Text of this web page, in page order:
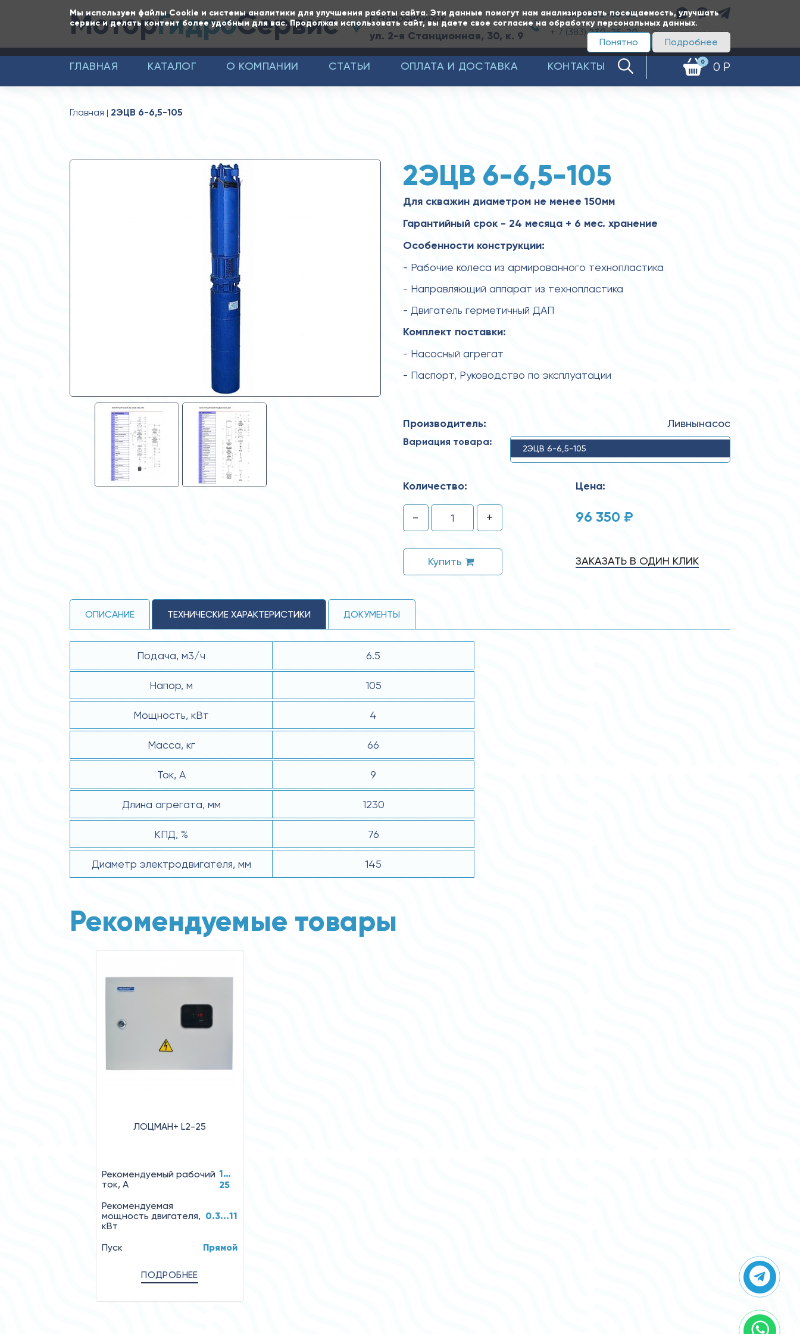
Мы используем файлы Cookie и системы аналитики для улучшения работы сайта. Эти данные помогут нам анализировать посещаемость, улучшать
сервис и делать контент более удобным для вас. Продолжая использовать сайт, вы даете свое согласие на обработку персональных данных.
Подробнее
Понятно
МоторГидроСервис г. Новосибирск,
ул. 2-я Станционная, 30, к. 9
+ 7 (383)350-65-20
+ 7 (383)230-25-20 Заказать звонок
0 0 Р
ГЛАВНАЯ КАТАЛОГ О КОМПАНИИ СТАТЬИ ОПЛАТА И ДОСТАВКА КОНТАКТЫ
Главная 2ЭЦВ 6-6,5-105
2ЭЦВ 6-6,5-105
Для скважин диаметром не менее 150мм
Гарантийный срок - 24 месяца + 6 мес. хранение
Особенности конструкции:
- Рабочие колеса из армированного технопластика
- Направляющий аппарат из технопластика
- Двигатель герметичный ДАП
Комплект поставки:
- Насосный агрегат
- Паспорт, Руководство по эксплуатации
Производитель: Ливнынасос
Вариация товара:
2ЭЦВ 6-6,5-105
Количество:
- +
Купить
Цена:
96 350 ₽
ЗАКАЗАТЬ В ОДИН КЛИК
ОПИСАНИЕ ТЕХНИЧЕСКИЕ ХАРАКТЕРИСТИКИ ДОКУМЕНТЫ
Подача, м3/ч 6.5
Напор, м 105
Мощность, кВт 4
Масса, кг 66
Ток, А 9
Длина агрегата, мм 1230
КПД, % 76
Диаметр электродвигателя, мм 145
Рекомендуемые товары
ЛОЦМАН+ L2-25
Рекомендуемый рабочий
ток, А
1…
25
Рекомендуемая
мощность двигателя,
кВт
0.3...11
Пуск Прямой
ПОДРОБНЕЕ